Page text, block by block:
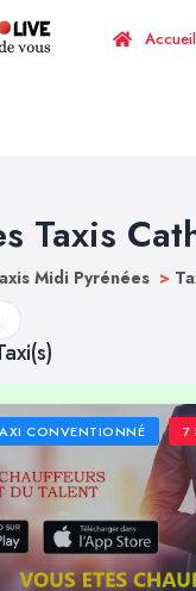
Accueil
Taxis
Midi Pyrénées >
CONVENTIONNÉ 7